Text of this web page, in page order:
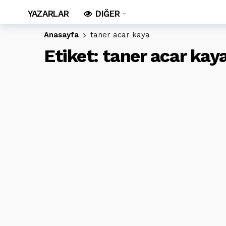
YAZARLAR DIĞER
Anasayfa taner acar kaya
Etiket: taner acar